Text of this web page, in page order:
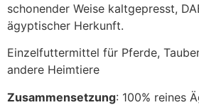
schonender Weise kaltgepresst,
ägyptischer Herkunft.
Einzelfuttermittel für Pferde,
andere Heimtiere
Zusammensetzung: 100% reines